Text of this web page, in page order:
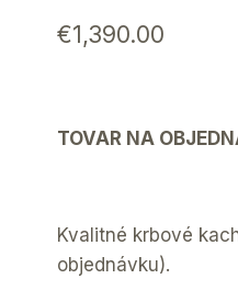
€1,390.00
TOVAR NA
Kvalitné krbové
objednávku).